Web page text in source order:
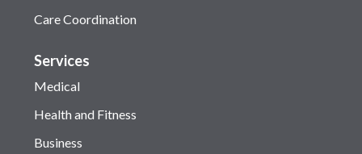
Care Coordination
Services
Medical
Health and Fitness
Business